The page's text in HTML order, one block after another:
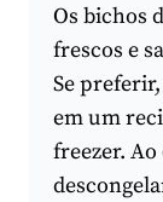
Os bichos
frescos e
Se
em um
freezer.